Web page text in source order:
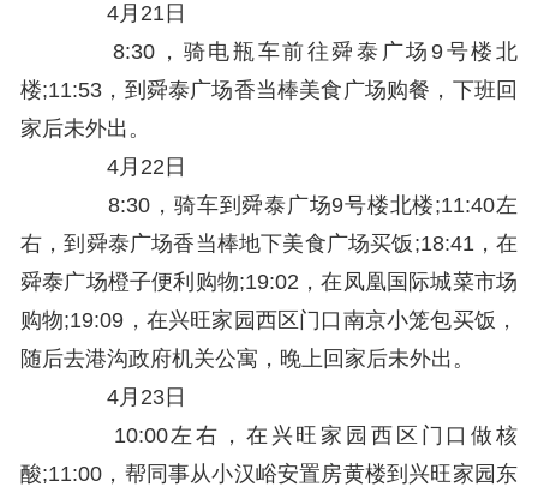
4月21日
8:30，骑电瓶车前往舜泰广场9号楼北
楼;11:53，到舜泰广场香当棒美食广场购餐，下班回
家后未外出。
4月22日
8:30，骑车到舜泰广场9号楼北楼;11:40左
右，到舜泰广场香当棒地下美食广场买饭;18:41，在
舜泰广场橙子便利购物;19:02，在凤凰国际城菜市场
购物;19:09，在兴旺家园西区门口南京小笼包买饭，
随后去港沟政府机关公寓，晚上回家后未外出。
4月23日
10:00左右，在兴旺家园西区门口做核
酸;11:00，帮同事从小汉峪安置房黄楼到兴旺家园东